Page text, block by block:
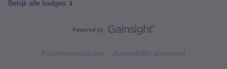
Bekijk alle badges
Forumvoorwaarden Accessibility statement